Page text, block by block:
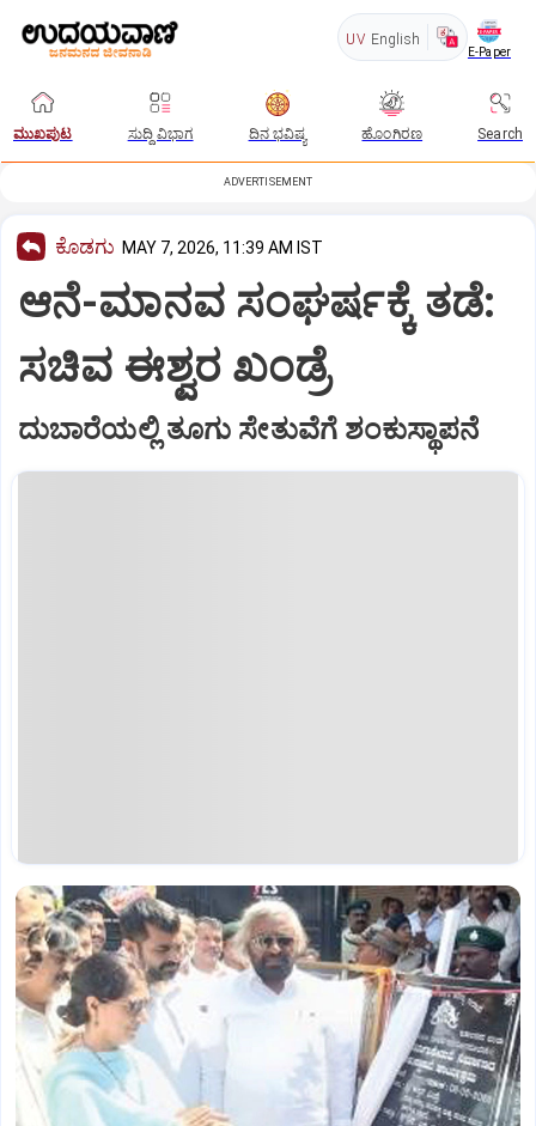
UV English
E-Paper
ಮುಖಪುಟ ಸುದ್ದಿ ವಿಭಾಗ ದಿನ ಭವಿಷ್ಯ ಹೊಂಗಿರಣ Search
ADVERTISEMENT
ಕೊಡಗು MAY 7, 2026, 11:39 AM IST
ಆನೆ-ಮಾನವ ಸಂಘರ್ಷಕ್ಕೆ ತಡೆ:
ಸಚಿವ ಈಶ್ವರ ಖಂಡ್ರೆ
ದುಬಾರೆಯಲ್ಲಿ ತೂಗು ಸೇತುವೆಗೆ ಶಂಕುಸ್ಥಾಪನೆ